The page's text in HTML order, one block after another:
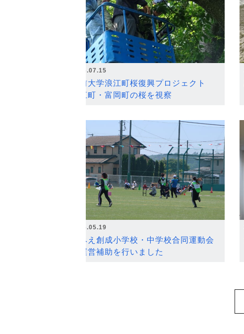
2026.07.15
弘前大学浪江町桜復興プロジェクト
浪江町・富岡町の桜を視察
2026.05.19
なみえ創成小学校・中学校合同運動会
の運営補助を行いました